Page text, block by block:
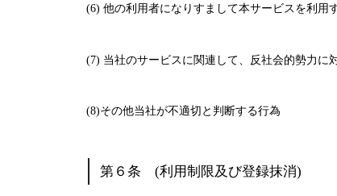
(6) 他の利用者になりすまして本サービスを利用
(7) 当社のサービスに関連して、反社会的勢力に
(8)その他当社が不適切と判断する行為
第６条 (利用制限及び登録抹消)